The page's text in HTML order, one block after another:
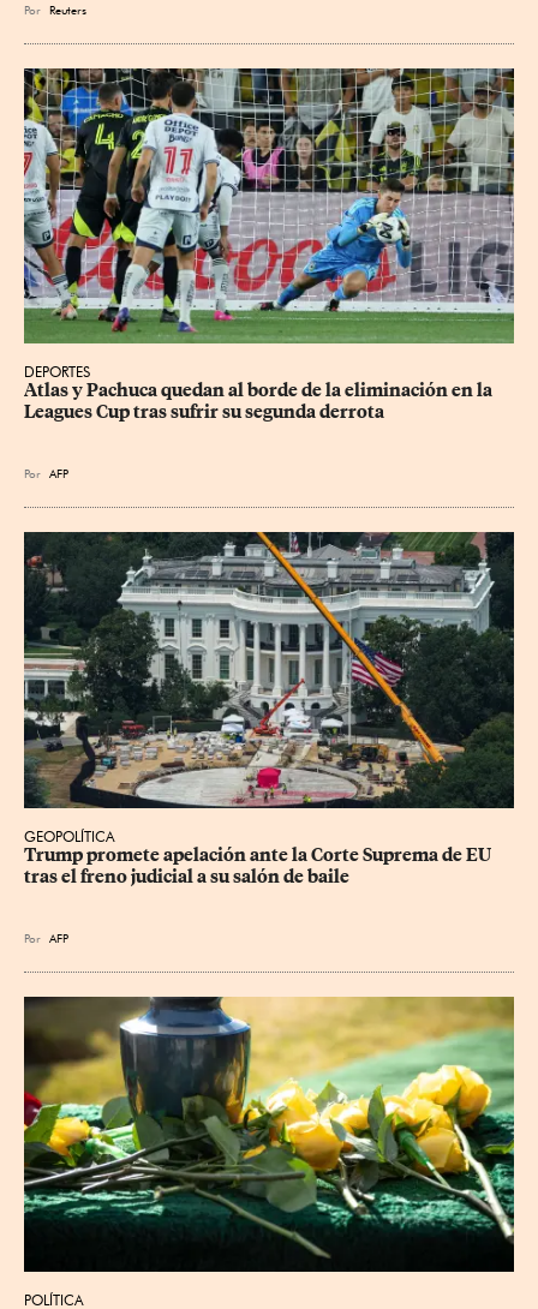
Por Reuters
DEPORTES
Atlas y Pachuca quedan al borde de la eliminación en la
Leagues Cup tras sufrir su segunda derrota
Por AFP
GEOPOLÍTICA
Trump promete apelación ante la Corte Suprema de EU
tras el freno judicial a su salón de baile
Por AFP
POLÍTICA